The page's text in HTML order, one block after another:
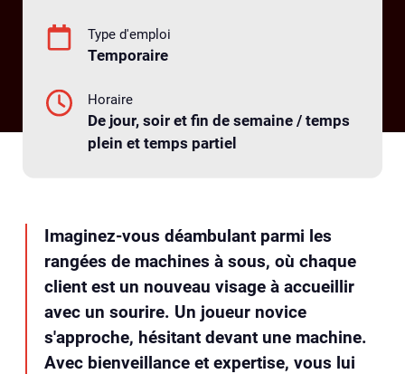
Type d'emploi
Temporaire
Horaire
De jour, soir et fin de semaine / temps
plein et temps partiel
Imaginez-vous déambulant parmi les
rangées de machines à sous, où chaque
client est un nouveau visage à accueillir
avec un sourire. Un joueur novice
s'approche, hésitant devant une machine.
Avec bienveillance et expertise, vous lui